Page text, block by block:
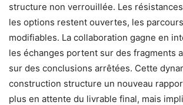
structure non verrouillée. Les résistances
les options restent ouvertes, les
modifiables. La collaboration gagne en
les échanges portent sur des fragments
sur des conclusions arrêtées. Cette
construction structure un nouveau
plus en attente du livrable final, mais